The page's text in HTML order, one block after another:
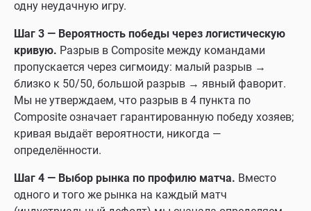
одну неудачную игру.
Шаг 3 — Вероятность победы через логистическую
кривую. Разрыв в Composite между командами
пропускается через сигмоиду: малый разрыв →
близко к 50/50, большой разрыв → явный фаворит.
Мы не утверждаем, что разрыв в 4 пункта по
Composite означает гарантированную победу хозяев;
кривая выдаёт вероятности, никогда —
определённости.
Шаг 4 — Выбор рынка по профилю матча. Вместо
одного и того же рынка на каждый матч